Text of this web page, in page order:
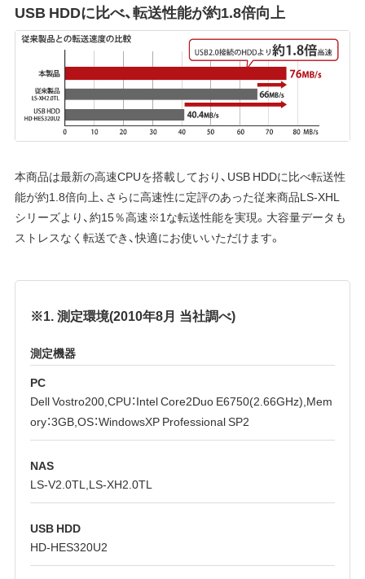
USB HDDに比べ、転送性能が約1.8倍向上
本商品は最新の高速CPUを搭載しており、USB HDDに比べ転送性
能が約1.8倍向上、さらに高速性に定評のあった従来商品LS-XHL
シリーズより、約15％高速※1な転送性能を実現。大容量データも
ストレスなく転送でき、快適にお使いいただけます。
※1. 測定環境(2010年8月 当社調べ)
測定機器
PC
Dell Vostro200,CPU：Intel Core2Duo E6750(2.66GHz),Mem
ory：3GB,OS：WindowsXP Professional SP2
NAS
LS-V2.0TL,LS-XH2.0TL
USB HDD
HD-HES320U2